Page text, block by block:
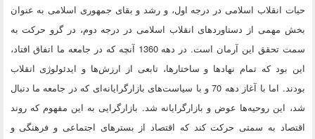
حیات انقلاب اسلامی در درجه اول، و رشد و بقای جمهوری اسلامی به عنوان
بخش مهمی از دستاوردهای انقلاب اسلامی در درجه دوم، در گرو حرکت به
سمت تحقق این آرمان است. در دهه 1360 آنچه که در جامعه ما اتفاق افتاد،
این بود که تمام نهادها و ساختارها، تابعی از ارزش‌ها و ایدئولوژی انقلاب
بودند. اما با آغاز دهه 70 و با سیاست‌های بازارگرایانه‌ای که در جامعه ما دنبال
شد، این روحیه‌ها عوض و بازارگرایانه شد. بازارگرایی به این مفهوم که روند
اقتصاد به سمتی حرکت کند که اقتصاد از بسترهای اجتماعی و فرهنگی و